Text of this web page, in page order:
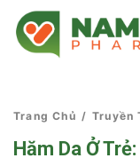
Trang Chủ / Truyền
Hăm Da Ở